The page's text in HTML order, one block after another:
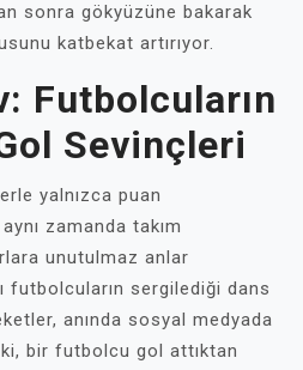
sonra gökyüzüne bakarak
katbekat artırıyor.
Futbolcuların
Sevinçleri
yalnızca puan
zamanda takım
unutulmaz anlar
futbolcuların sergilediği dans
anında sosyal medyada
bir futbolcu gol attıktan